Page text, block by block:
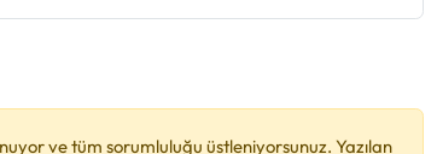
ve tüm sorumluluğu üstleniyorsunuz. Yazılan